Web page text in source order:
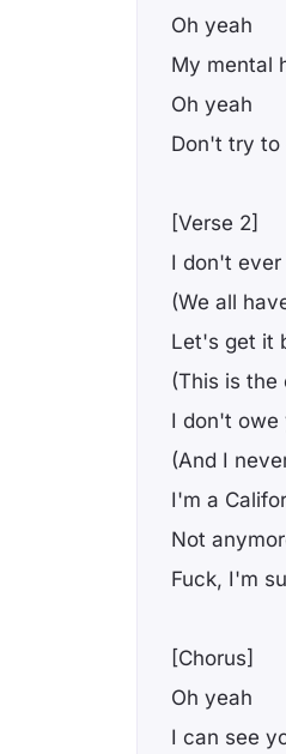
Oh yeah
My mental
Oh yeah
Don't try to
[Verse 2]
I don't ever
(We all
Let's get it
(This is the
I don't owe
(And I
I'm a
Not
Fuck, I'm
[Chorus]
Oh yeah
I can see